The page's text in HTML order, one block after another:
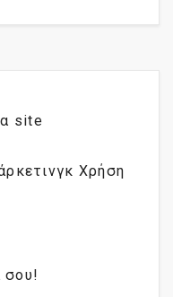
site
Χρήση
σου!